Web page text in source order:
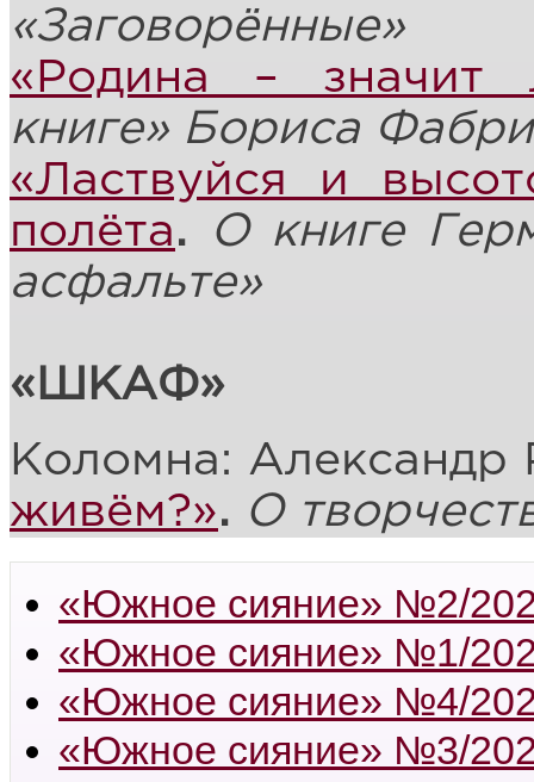
«Заговорённые»
«Родина – значит
книге» Бориса
«Ластвуйся и
полёта.
О книге
асфальте»
«ШКАФ»
Коломна: Александр
живём?». О
«Южное сияние» №2/
«Южное сияние» №1/
«Южное сияние» №4/
«Южное сияние» №3/